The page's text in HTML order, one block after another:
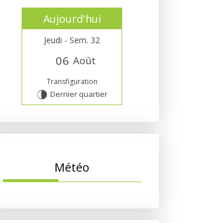
Aujourd'hui
Jeudi - Sem. 32
06 Août
Transfiguration
U Dernier quartier
Météo